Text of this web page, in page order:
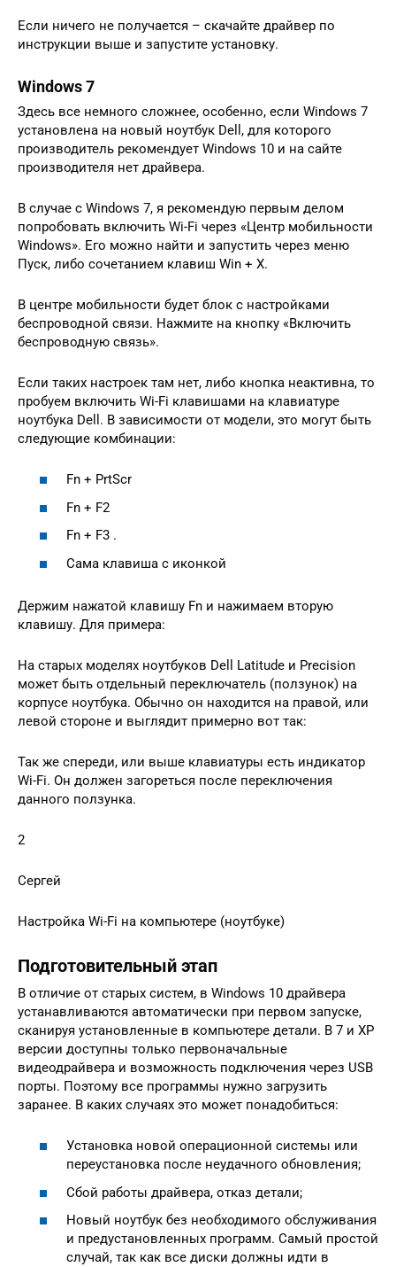
Если ничего не получается – скачайте драйвер по
инструкции выше и запустите установку.
Windows 7
Здесь все немного сложнее, особенно, если Windows 7
установлена на новый ноутбук Dell, для которого
производитель рекомендует Windows 10 и на сайте
производителя нет драйвера.
В случае с Windows 7, я рекомендую первым делом
попробовать включить Wi-Fi через «Центр мобильности
Windows». Его можно найти и запустить через меню
Пуск, либо сочетанием клавиш Win + X.
В центре мобильности будет блок с настройками
беспроводной связи. Нажмите на кнопку «Включить
беспроводную связь».
Если таких настроек там нет, либо кнопка неактивна, то
пробуем включить Wi-Fi клавишами на клавиатуре
ноутбука Dell. В зависимости от модели, это могут быть
следующие комбинации:
Fn + PrtScr
Fn + F2
Fn + F3 .
Сама клавиша с иконкой
Держим нажатой клавишу Fn и нажимаем вторую
клавишу. Для примера:
На старых моделях ноутбуков Dell Latitude и Precision
может быть отдельный переключатель (ползунок) на
корпусе ноутбука. Обычно он находится на правой, или
левой стороне и выглядит примерно вот так:
Так же спереди, или выше клавиатуры есть индикатор
Wi-Fi. Он должен загореться после переключения
данного ползунка.
2
Сергей
Настройка Wi-Fi на компьютере (ноутбуке)
Подготовительный этап
В отличие от старых систем, в Windows 10 драйвера
устанавливаются автоматически при первом запуске,
сканируя установленные в компьютере детали. В 7 и XP
версии доступны только первоначальные
видеодрайвера и возможность подключения через USB
порты. Поэтому все программы нужно загрузить
заранее. В каких случаях это может понадобиться:
Установка новой операционной системы или
переустановка после неудачного обновления;
Сбой работы драйвера, отказ детали;
Новый ноутбук без необходимого обслуживания
и предустановленных программ. Самый простой
случай, так как все диски должны идти в